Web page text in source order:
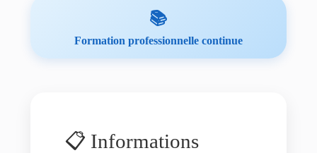
📚
Formation professionnelle continue
📋 Informations